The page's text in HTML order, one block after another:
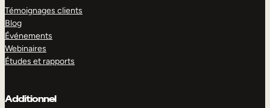
Témoignages clients
Blog
Événements
Webinaires
Études et rapports
Additionnel